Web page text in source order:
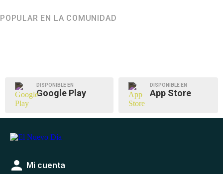
POPULAR EN LA COMUNIDAD
DISPONIBLE EN
Google Play
DISPONIBLE EN
App Store
Mi cuenta